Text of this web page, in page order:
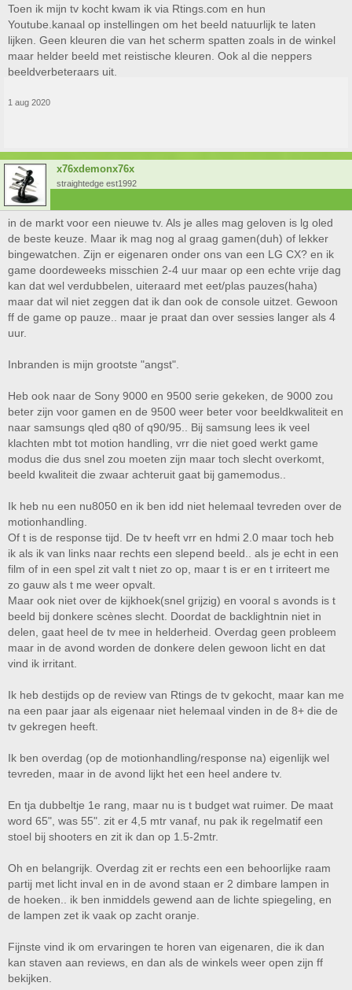
Toen ik mijn tv kocht kwam ik via Rtings.com en hun
Youtube.kanaal op instellingen om het beeld natuurlijk te laten
lijken. Geen kleuren die van het scherm spatten zoals in de winkel
maar helder beeld met reistische kleuren. Ook al die neppers
beeldverbeteraars uit.
1 aug 2020
x76xdemonx76x
straightedge est1992
in de markt voor een nieuwe tv. Als je alles mag geloven is lg oled
de beste keuze. Maar ik mag nog al graag gamen(duh) of lekker
bingewatchen. Zijn er eigenaren onder ons van een LG CX? en ik
game doordeweeks misschien 2-4 uur maar op een echte vrije dag
kan dat wel verdubbelen, uiteraard met eet/plas pauzes(haha)
maar dat wil niet zeggen dat ik dan ook de console uitzet. Gewoon
ff de game op pauze.. maar je praat dan over sessies langer als 4
uur.
Inbranden is mijn grootste "angst".
Heb ook naar de Sony 9000 en 9500 serie gekeken, de 9000 zou
beter zijn voor gamen en de 9500 weer beter voor beeldkwaliteit en
naar samsungs qled q80 of q90/95.. Bij samsung lees ik veel
klachten mbt tot motion handling, vrr die niet goed werkt game
modus die dus snel zou moeten zijn maar toch slecht overkomt,
beeld kwaliteit die zwaar achteruit gaat bij gamemodus..
Ik heb nu een nu8050 en ik ben idd niet helemaal tevreden over de
motionhandling.
Of t is de response tijd. De tv heeft vrr en hdmi 2.0 maar toch heb
ik als ik van links naar rechts een slepend beeld.. als je echt in een
film of in een spel zit valt t niet zo op, maar t is er en t irriteert me
zo gauw als t me weer opvalt.
Maar ook niet over de kijkhoek(snel grijzig) en vooral s avonds is t
beeld bij donkere scènes slecht. Doordat de backlightnin niet in
delen, gaat heel de tv mee in helderheid. Overdag geen probleem
maar in de avond worden de donkere delen gewoon licht en dat
vind ik irritant.
Ik heb destijds op de review van Rtings de tv gekocht, maar kan me
na een paar jaar als eigenaar niet helemaal vinden in de 8+ die de
tv gekregen heeft.
Ik ben overdag (op de motionhandling/response na) eigenlijk wel
tevreden, maar in de avond lijkt het een heel andere tv.
En tja dubbeltje 1e rang, maar nu is t budget wat ruimer. De maat
word 65", was 55". zit er 4,5 mtr vanaf, nu pak ik regelmatif een
stoel bij shooters en zit ik dan op 1.5-2mtr.
Oh en belangrijk. Overdag zit er rechts een een behoorlijke raam
partij met licht inval en in de avond staan er 2 dimbare lampen in
de hoeken.. ik ben inmiddels gewend aan de lichte spiegeling, en
de lampen zet ik vaak op zacht oranje.
Fijnste vind ik om ervaringen te horen van eigenaren, die ik dan
kan staven aan reviews, en dan als de winkels weer open zijn ff
bekijken.